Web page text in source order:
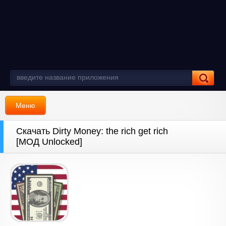
Меню
Скачать Dirty Money: the rich get rich
[МОД Unlocked]